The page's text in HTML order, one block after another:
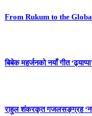
From Rukum to the
बिबेक महर्जनको नयाँ गीत
राहुल शंकरकृत गजलसङ्ग्रह